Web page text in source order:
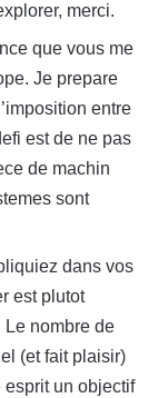
merci.
que vous me
Je prepare
entre
est de ne pas
de machin
sont
dans vos
est plutot
Le nombre de
(et fait plaisir)
esprit un objectif